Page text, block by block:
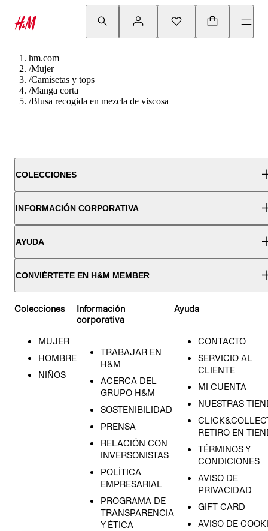
hm.com
/Mujer
/Camisetas y tops
/Manga corta
/Blusa recogida en mezcla de viscosa
COLECCIONES
INFORMACIÓN CORPORATIVA
AYUDA
CONVIÉRTETE EN H&M MEMBER
Colecciones
MUJER
HOMBRE
NIÑOS
Información
corporativa
TRABAJAR EN
H&M
ACERCA DEL
GRUPO H&M
SOSTENIBILIDAD
PRENSA
RELACIÓN CON
INVERSONISTAS
POLÍTICA
EMPRESARIAL
PROGRAMA DE
TRANSPARENCIA
Y ÉTICA
Ayuda
CONTACTO
SERVICIO AL
CLIENTE
MI CUENTA
NUESTRAS
RETIRO EN
TÉRMINOS Y
CONDICIONES
AVISO DE
PRIVACIDAD
GIFT CARD
AVISO DE